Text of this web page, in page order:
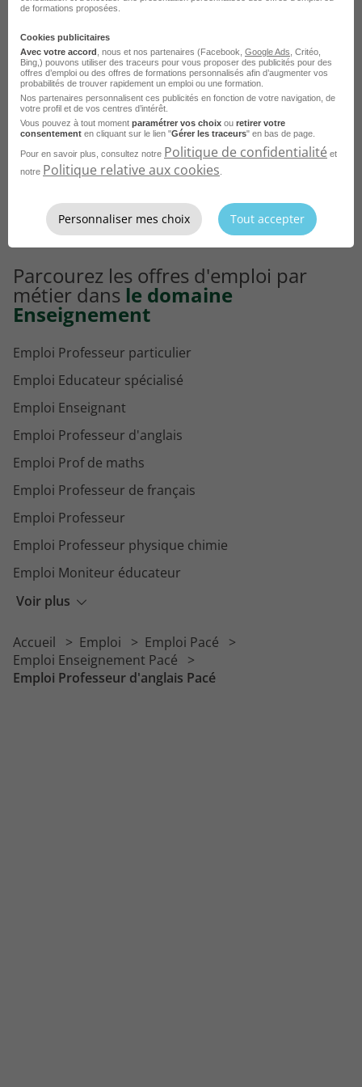
Voir plus
Emploi Professeur d'anglais Lyon
Emploi Professeur d'anglais Rennes
Emploi Professeur d'anglais Aurillac
Emploi Professeur d'anglais Asnières-sur-Seine
Emploi Professeur d'anglais Boulogne-Billancourt
Emploi Professeur d'anglais Courbevoie
Emploi Professeur d'anglais Colombes
Voir toutes les offres Professeur d'anglais par
Parcourez les offres d'emploi par
métier dans le domaine
Enseignement
Voir plus
Emploi Professeur particulier
Emploi Educateur spécialisé
Emploi Enseignant
Emploi Professeur d'anglais
Emploi Prof de maths
Emploi Professeur de français
Emploi Professeur
Emploi Professeur physique chimie
Emploi Moniteur éducateur
Emploi Professeur à domicile
Emploi Professeur de piano
Accueil Emploi
Emploi Pacé
Emploi Enseignement Pacé
Emploi Professeur d'anglais Pacé
de formations proposées.
Cookies publicitaires
Avec votre accord , nous et nos partenaires (Facebook, Google Ads , Critéo,
Bing,) pouvons utiliser des traceurs pour vous proposer des publicités pour des
offres d’emploi ou des offres de formations personnalisés afin d’augmenter vos
probabilités de trouver rapidement un emploi ou une formation.
Nos partenaires personnalisent ces publicités en fonction de votre navigation, de
votre profil et de vos centres d’intérêt.
Vous pouvez à tout moment paramétrer vos choix ou retirer votre
consentement en cliquant sur le lien "Gérer les traceurs" en bas de page.
Pour en savoir plus, consultez notre Politique de confidentialité et
notre Politique relative aux cookies
Personnaliser mes choix Tout accepter